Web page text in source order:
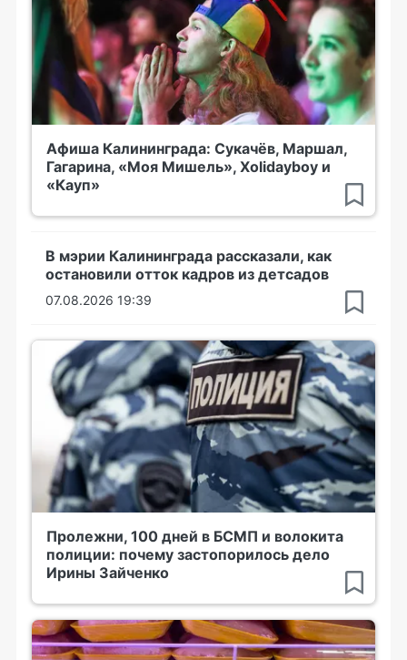
Афиша Калининграда: Сукачёв, Маршал,
Гагарина, «Моя Мишель», Xolidayboy и
«Кауп»
В мэрии Калининграда рассказали, как
остановили отток кадров из детсадов
07.08.2026 19:39
Пролежни, 100 дней в БСМП и волокита
полиции: почему застопорилось дело
Ирины Зайченко